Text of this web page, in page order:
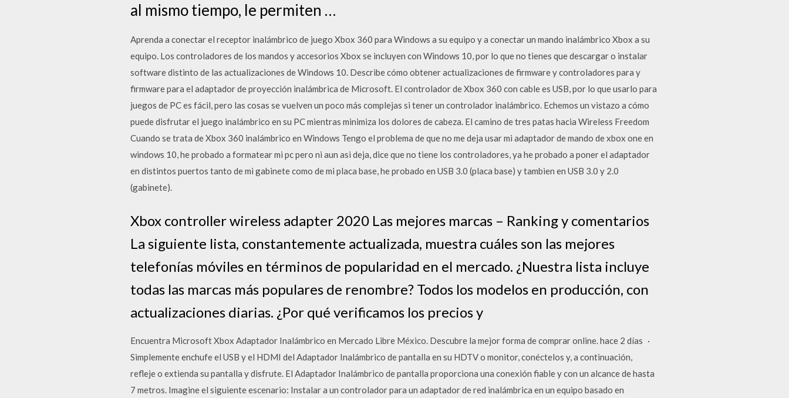
al mismo tiempo, le permiten …
Aprenda a conectar el receptor inalámbrico de juego Xbox 360 para Windows a su equipo y a conectar un mando inalámbrico Xbox a su
equipo. Los controladores de los mandos y accesorios Xbox se incluyen con Windows 10, por lo que no tienes que descargar o instalar
software distinto de las actualizaciones de Windows 10. Describe cómo obtener actualizaciones de firmware y controladores para y
firmware para el adaptador de proyección inalámbrica de Microsoft. El controlador de Xbox 360 con cable es USB, por lo que usarlo para
juegos de PC es fácil, pero las cosas se vuelven un poco más complejas si tener un controlador inalámbrico. Echemos un vistazo a cómo
puede disfrutar el juego inalámbrico en su PC mientras minimiza los dolores de cabeza. El camino de tres patas hacia Wireless Freedom
Cuando se trata de Xbox 360 inalámbrico en Windows Tengo el problema de que no me deja usar mi adaptador de mando de xbox one en
windows 10, he probado a formatear mi pc pero ni aun asi deja, dice que no tiene los controladores, ya he probado a poner el adaptador
en distintos puertos tanto de mi gabinete como de mi placa base, he probado en USB 3.0 (placa base) y tambien en USB 3.0 y 2.0
(gabinete).
Xbox controller wireless adapter 2020 Las mejores marcas – Ranking y comentarios
La siguiente lista, constantemente actualizada, muestra cuáles son las mejores
telefonías móviles en términos de popularidad en el mercado. ¿Nuestra lista incluye
todas las marcas más populares de renombre? Todos los modelos en producción, con
actualizaciones diarias. ¿Por qué verificamos los precios y
Encuentra Microsoft Xbox Adaptador Inalámbrico en Mercado Libre México. Descubre la mejor forma de comprar online. hace 2 días ·
Simplemente enchufe el USB y el HDMI del Adaptador Inalámbrico de pantalla en su HDTV o monitor, conéctelos y, a continuación,
refleje o extienda su pantalla y disfrute. El Adaptador Inalámbrico de pantalla proporciona una conexión fiable y con un alcance de hasta
7 metros. Imagine el siguiente escenario: Instalar a un controlador para un adaptador de red inalámbrica en un equipo basado en